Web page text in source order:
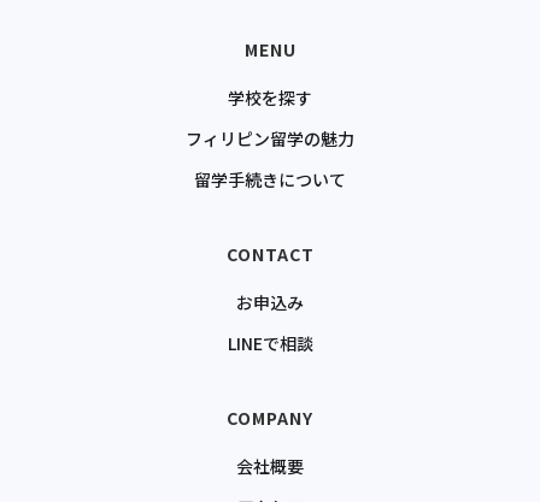
MENU
学校を探す
フィリピン留学の魅力
留学手続きについて
CONTACT
お申込み
LINEで相談
COMPANY
会社概要